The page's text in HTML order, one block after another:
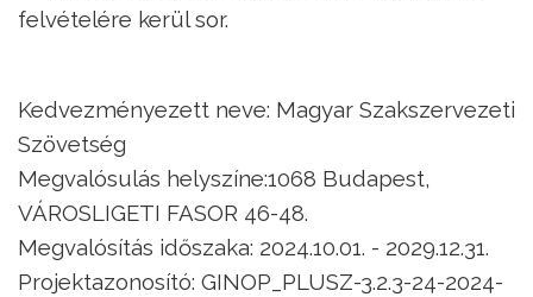
felvételére kerül sor.
Kedvezményezett neve: Magyar Szakszervezeti
Szövetség
Megvalósulás helyszíne:1068 Budapest,
VÁROSLIGETI FASOR 46-48.
Megvalósítás időszaka: 2024.10.01. - 2029.12.31.
Projektazonosító: GINOP_PLUSZ-3.2.3-24-2024-